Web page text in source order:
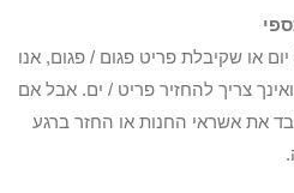
הפריטים שלך לא קיבלו תוך 30 יום או שקיבלת פריט פגום / פגום, אנו
צריך להחזיר פריט / ים. אבל אם
את אשראי החנות או החזר ברגע